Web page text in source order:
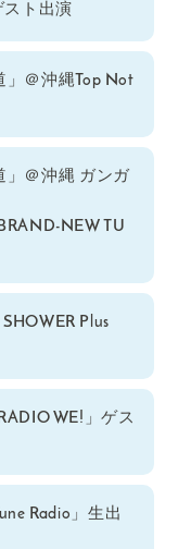
ト出演
」＠沖縄Top Not
」＠沖縄 ガンガ
NEW TU
Plus
WE!」ゲス
Radio」生出